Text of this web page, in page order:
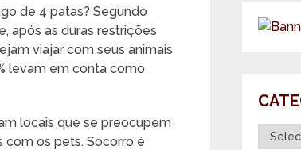
de 4 patas? Segundo
após as duras restrições
viajar com seus animais
levam em conta como
locais que se preocupem
os pets. Socorro é